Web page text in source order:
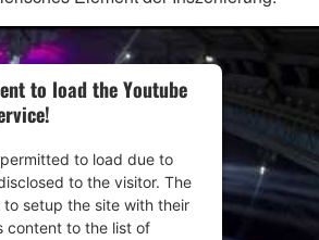
to load the Youtube
to load due to
to the visitor. The
setup the site with their
content to the list of